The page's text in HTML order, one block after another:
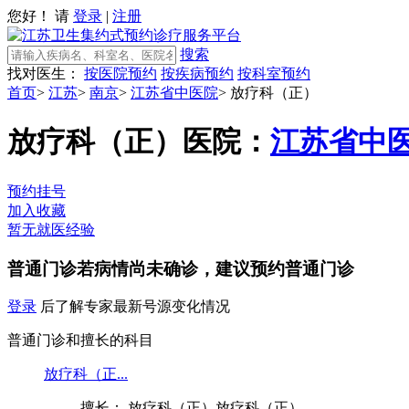
您好！ 请 登录 | 注册
搜索
找对医生：
按医院预约 按疾病预约 按科室预约
首页> 江苏> 南京> 江苏省中医院> 放疗科（正）
放疗科（正） 医院： 江苏省中
预约挂号
加入收藏
暂无就医经验
普通门诊若病情尚未确诊，建议预约普通门诊
登录 后了解专家最新号源变化情况
普通门诊和擅长的科目
放疗科（正...